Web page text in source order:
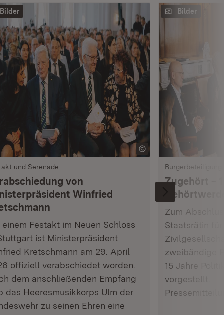
Bilder
und Serenade
von
Winfried
einem Festakt im Neuen Schloss
ist Ministerpräsident
Kretschmann am 29. April
offiziell verabschiedet worden.
dem anschließenden Empfang
das Heeresmusikkorps Ulm der
zu seinen Ehren eine
Bilder
Bürgerbeteiligung
Zugehört –
Zum
Staatsrätin
zweibändige
15 Jahre
vorgestellt.